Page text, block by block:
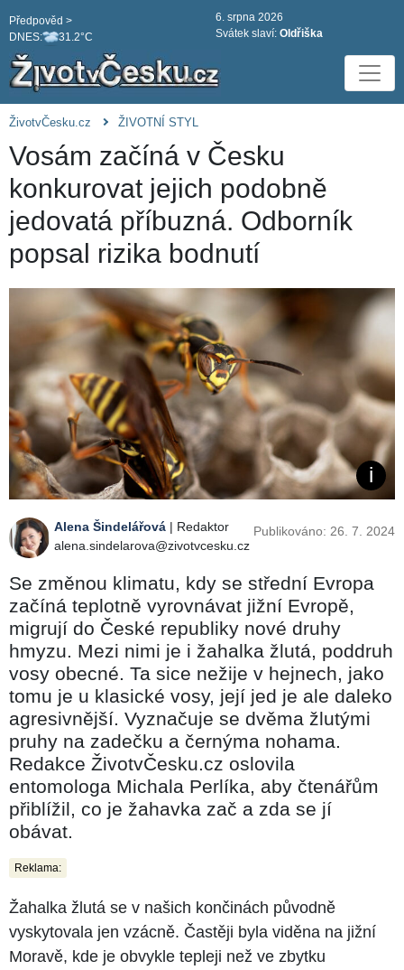
DNES: 31.2°C
Předpověd >
6. srpna 2026
Svátek slaví: Oldřiška
ŽivotvČesku.cz ŽIVOTNÍ STYL
Vosám začíná v Česku
konkurovat jejich podobně
jedovatá příbuzná. Odborník
popsal rizika bodnutí
Alena Šindelářová | Redaktor
alena.sindelarova@zivotvcesku.cz
Publikováno: 26. 7. 2024
Se změnou klimatu, kdy se střední Evropa
začíná teplotně vyrovnávat jižní Evropě,
migrují do České republiky nové druhy
hmyzu. Mezi nimi je i žahalka žlutá, poddruh
vosy obecné. Ta sice nežije v hejnech, jako
tomu je u klasické vosy, její jed je ale daleko
agresivnější. Vyznačuje se dvěma žlutými
pruhy na zadečku a černýma nohama.
Redakce ŽivotvČesku.cz oslovila
entomologa Michala Perlíka, aby čtenářům
přiblížil, co je žahavka zač a zda se jí
obávat.
Reklama:
Žahalka žlutá se v našich končinách původně
vyskytovala jen vzácně. Častěji byla viděna na jižní
Moravě, kde je obvykle tepleji než ve zbytku